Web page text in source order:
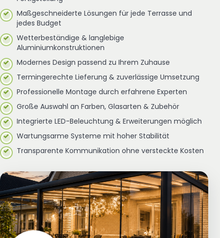
Maßgeschneiderte Lösungen für jede Terrasse und
jedes Budget
Wetterbeständige & langlebige
Aluminiumkonstruktionen
Modernes Design passend zu Ihrem Zuhause
Termingerechte Lieferung & zuverlässige Umsetzung
Professionelle Montage durch erfahrene Experten
Große Auswahl an Farben, Glasarten & Zubehör
Integrierte LED-Beleuchtung & Erweiterungen möglich
Wartungsarme Systeme mit hoher Stabilität
Transparente Kommunikation ohne versteckte Kosten